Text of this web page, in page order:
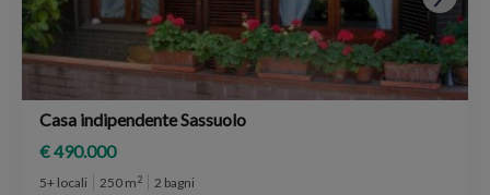
Casa indipendente Sassuolo
€ 490.000
5+ locali 250 m2 2 bagni